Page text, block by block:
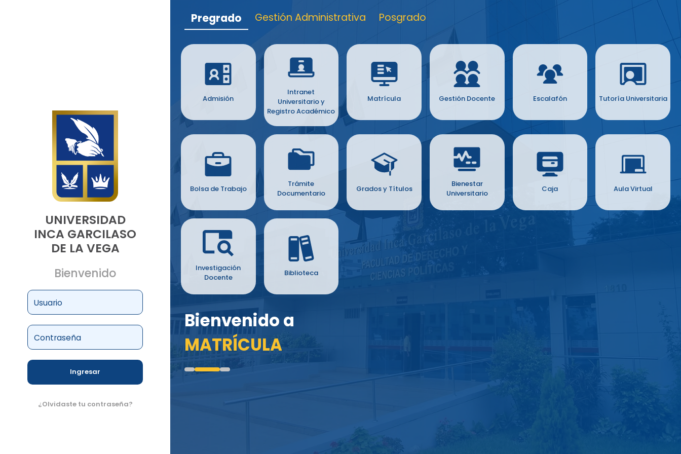
UNIVERSIDAD
INCA GARCILASO
DE LA VEGA
Bienvenido
Usuario
Contraseña
Ingresar
¿Olvidaste tu contraseña?
Pregrado Gestión Administrativa Posgrado
Admisión
Intranet
Universitario y
Registro Académico
Matrícula Gestión Docente Escalafón Tutoría Universitaria
Bolsa de Trabajo
Trámite
Documentario
Grados y Títulos
Bienestar
Universitario
Caja Aula Virtual
Investigación
Docente
Biblioteca
Bienvenido a
MATRÍCULA